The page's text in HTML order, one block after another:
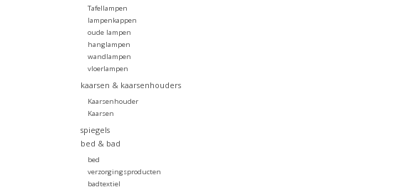
Tafellampen
lampenkappen
oude lampen
hanglampen
wandlampen
vloerlampen
kaarsen & kaarsenhouders
Kaarsenhouder
Kaarsen
spiegels
bed & bad
bed
verzorgingsproducten
badtextiel